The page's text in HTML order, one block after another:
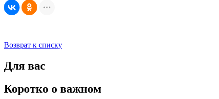
Возврат к списку
Для вас
Коротко о важном